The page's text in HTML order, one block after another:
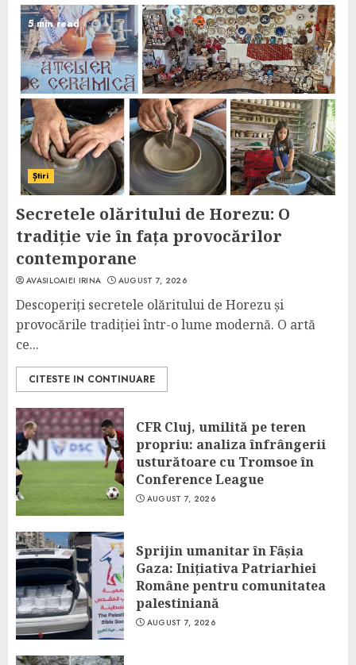
5 min read
Știri
Secretele olăritului de Horezu: O
tradiție vie în fața provocărilor
contemporane
AVASILOAIEI IRINA AUGUST 7, 2026
Descoperiți secretele olăritului de Horezu și
provocările tradiției într-o lume modernă. O artă
ce...
CITESTE IN CONTINUARE
CFR Cluj, umilită pe teren
propriu: analiza înfrângerii
usturătoare cu Tromsoe în
Conference League
AUGUST 7, 2026
Sprijin umanitar în Fâșia
Gaza: Inițiativa Patriarhiei
Române pentru comunitatea
palestiniană
AUGUST 7, 2026